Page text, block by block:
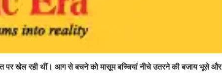
खेल रही थीं। आग से बचने को मासूम बच्चियां नीचे उतरने की बजाय भूसे और